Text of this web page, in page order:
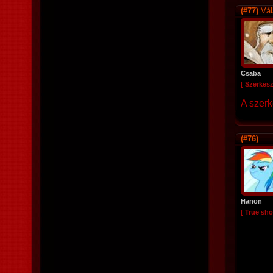
(#77)
Csaba
[
A
(#76)
Hanon
[ True